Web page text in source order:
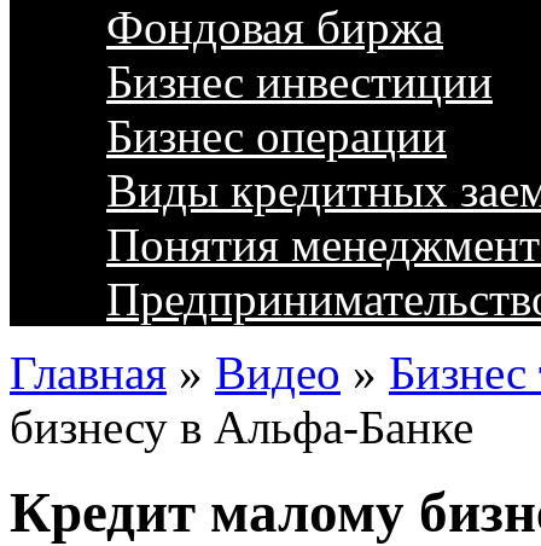
Фондовая биржа
Бизнес инвестиции
Бизнес операции
Виды кредитных
Понятия
Главная » Видео » Бизнес
бизнесу в Альфа-Банке
Кредит малому